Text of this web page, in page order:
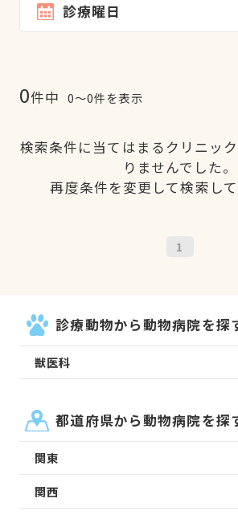
診療曜日
0件中 0〜0件を表示
検索条件に当てはまるクリニッ
りませんでした。
再度条件を変更して検索して
1
診療動物から動物病院を探
獣医科
都道府県から動物病院を探
関東
関西